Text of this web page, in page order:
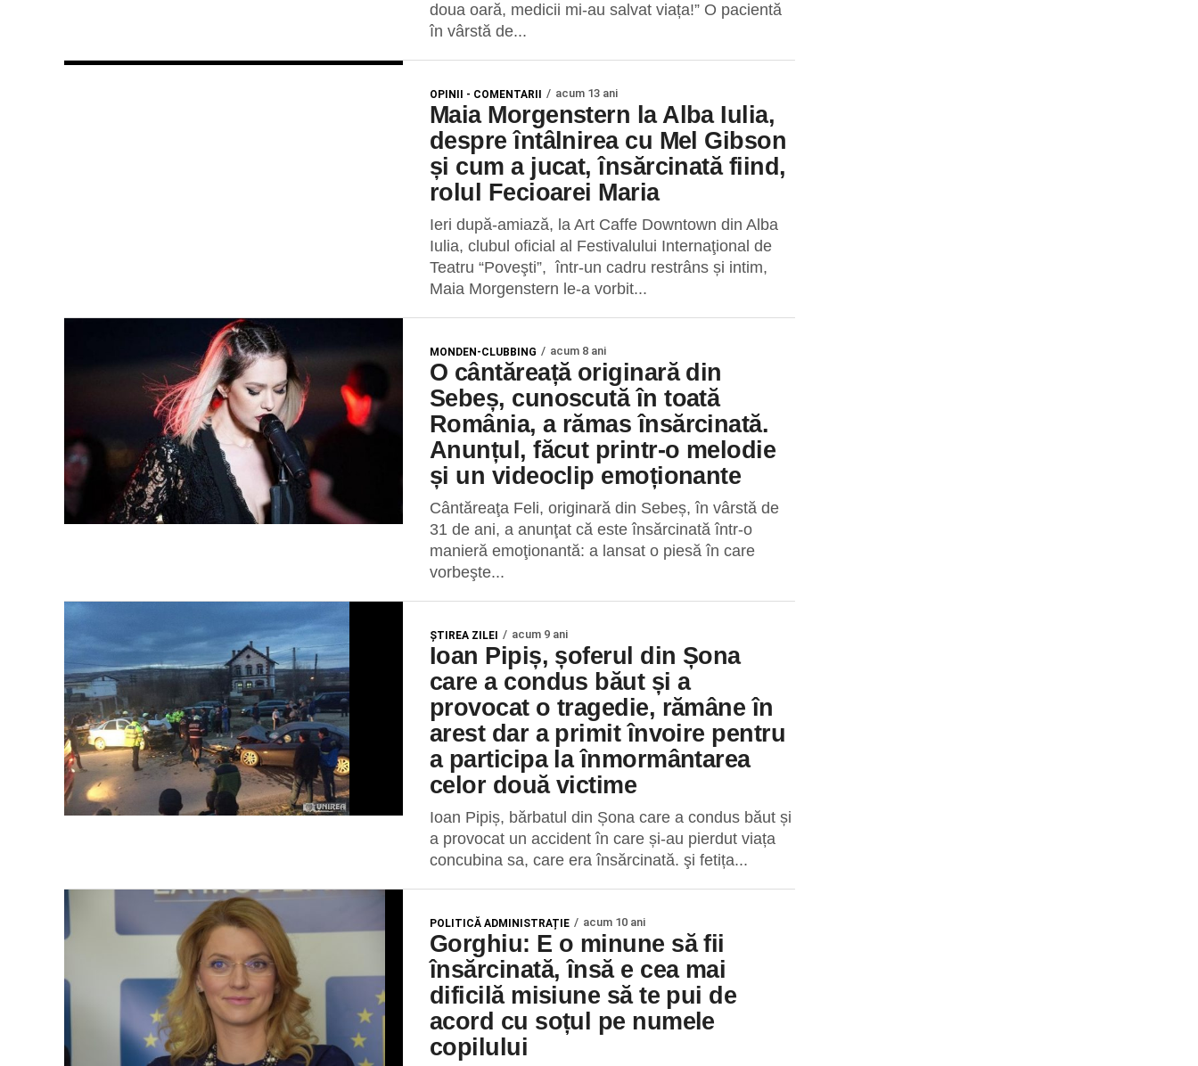
doua oară, medicii mi-au salvat viața!” O pacientă
în vârstă de...
OPINII - COMENTARII acum 13 ani
Maia Morgenstern la Alba Iulia,
despre întâlnirea cu Mel Gibson
și cum a jucat, însărcinată fiind,
rolul Fecioarei Maria
Ieri după-amiază, la Art Caffe Downtown din Alba
Iulia, clubul oficial al Festivalului Internaţional de
Teatru “Poveşti”, într-un cadru restrâns și intim,
Maia Morgenstern le-a vorbit...
MONDEN-CLUBBING acum 8 ani
O cântăreață originară din
Sebeș, cunoscută în toată
România, a rămas însărcinată.
Anunțul, făcut printr-o melodie
și un videoclip emoționante
Cântăreaţa Feli, originară din Sebeș, în vârstă de
31 de ani, a anunţat că este însărcinată într-o
manieră emoţionantă: a lansat o piesă în care
vorbeşte...
ŞTIREA ZILEI acum 9 ani
Ioan Pipiș, șoferul din Șona
care a condus băut și a
provocat o tragedie, rămâne în
arest dar a primit învoire pentru
a participa la înmormântarea
celor două victime
Ioan Pipiș, bărbatul din Șona care a condus băut și
a provocat un accident în care și-au pierdut viața
concubina sa, care era însărcinată. şi fetița...
POLITICĂ ADMINISTRAȚIE acum 10 ani
Gorghiu: E o minune să fii
însărcinată, însă e cea mai
dificilă misiune să te pui de
acord cu soțul pe numele
copilului